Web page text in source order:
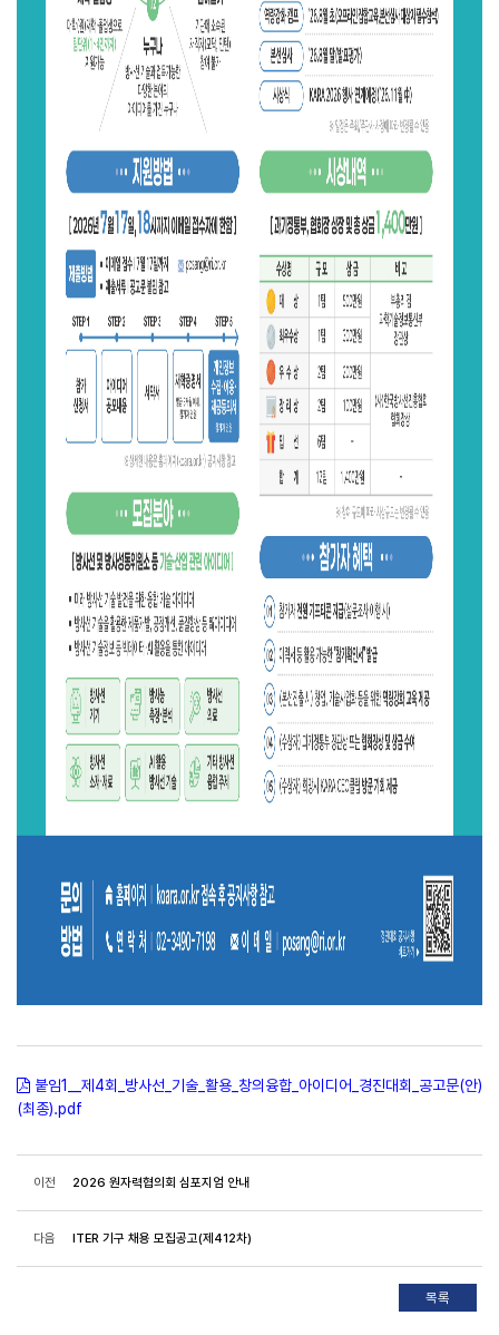
붙임1__제4회_방사선_기술_활용_창의융합_아이디어_경진대회_공고문(안)
(최종).pdf
이전 2026 원자력협의회 심포지엄 안내
다음 ITER 기구 채용 모집공고(제412차)